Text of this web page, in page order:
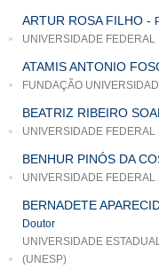
ARTUR ROSA FILHO -
UNIVERSIDADE
ATAMIS ANTONIO
FUNDAÇÃO
BEATRIZ RIBEIRO
UNIVERSIDADE
BENHUR PINÓS DA
UNIVERSIDADE FEDERAL
BERNADETE
Doutor
UNIVERSIDADE
(UNESP)